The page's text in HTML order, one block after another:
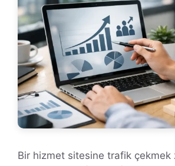
Bir hizmet sitesine trafik çekmek